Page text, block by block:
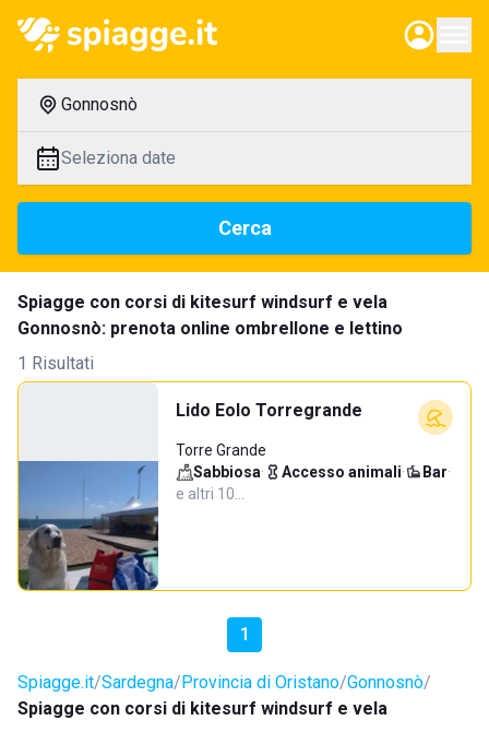
Gonnosnò
Seleziona date
Cerca
Spiagge con corsi di kitesurf windsurf e vela
Gonnosnò: prenota online ombrellone e lettino
1 Risultati
Lido Eolo Torregrande
Torre Grande
Sabbiosa· Accesso animali· Bar·
e altri 10…
1
Spiagge.it Sardegna Provincia di Oristano Gonnosnò
Spiagge con corsi di kitesurf windsurf e vela